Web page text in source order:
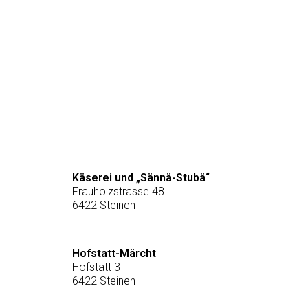
Käserei und „Sännä-Stubä“
Frauholzstrasse 48
6422 Steinen
Hofstatt-Märcht
Hofstatt 3
6422 Steinen